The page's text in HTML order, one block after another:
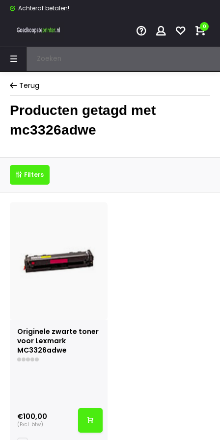
Achteraf betalen!
0
Terug
Producten getagd met
mc3326adwe
Filters
Originele zwarte toner
voor Lexmark
MC3326adwe
€100,00
(Excl. btw)